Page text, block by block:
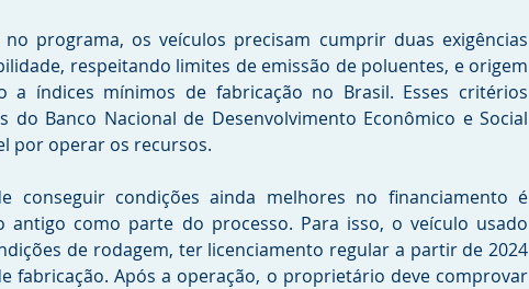
programa, os veículos precisam cumprir duas exigências
respeitando limites de emissão de poluentes, e origem
a índices mínimos de fabricação no Brasil. Esses critérios
do Banco Nacional de Desenvolvimento Econômico e Social
por operar os recursos.
conseguir condições ainda melhores no financiamento é
antigo como parte do processo. Para isso, o veículo usado
de rodagem, ter licenciamento regular a partir de 2024
fabricação. Após a operação, o proprietário deve comprovar